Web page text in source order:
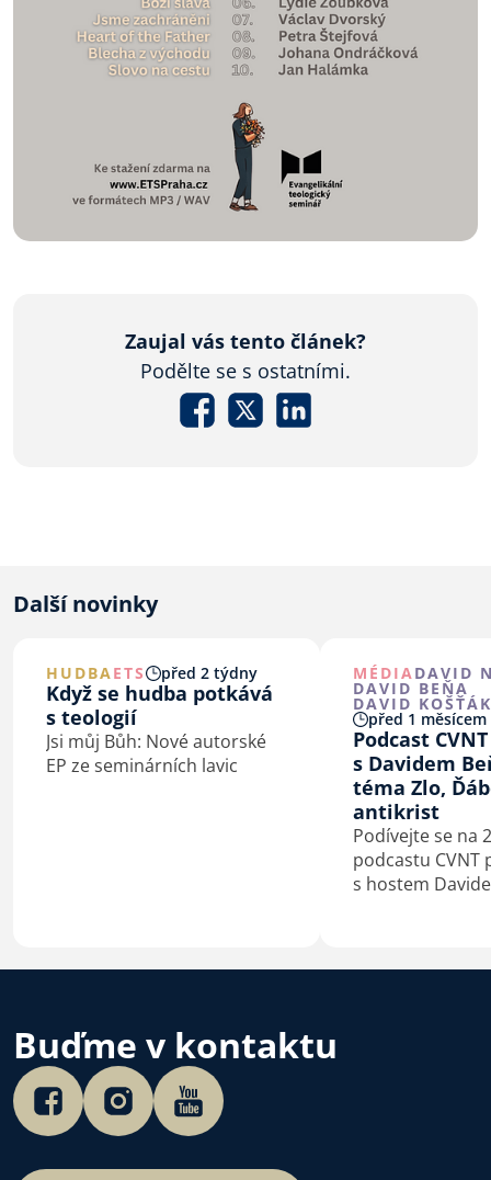
Zaujal vás tento článek?
Podělte se s ostatními.
Další novinky
HUDBAETS před 2 týdny
Když se hudba potkává
s teologií
Jsi můj Bůh: Nové autorské
EP ze seminárních lavic
MÉDIADAVID
DAVID BEŇA
DAVID KOŠŤÁK
před 1 měsícem
Podcast CVNT
s Davidem
téma Zlo,
antikrist
Podívejte se na
podcastu CVNT
s hostem
Buďme v kontaktu